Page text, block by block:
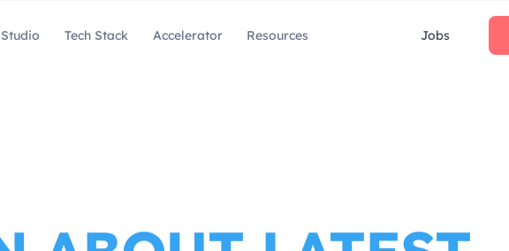
Tech Stack Accelerator Resources Jobs